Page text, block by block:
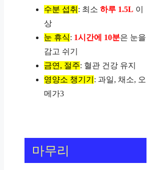
수분 섭취 : 최소 하루 1.5L 이
상
눈 휴식: 1시간에 10분은 눈을
감고 쉬기
금연, 절주: 혈관 건강 유지
영양소 챙기기 : 과일, 채소, 오
메가3
마무리